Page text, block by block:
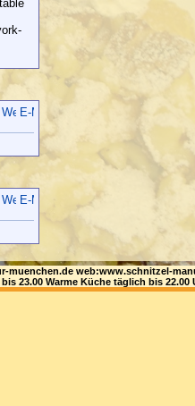
muenchen.de web:www.schnitzel-
23.00 Warme Küche täglich bis 22.00